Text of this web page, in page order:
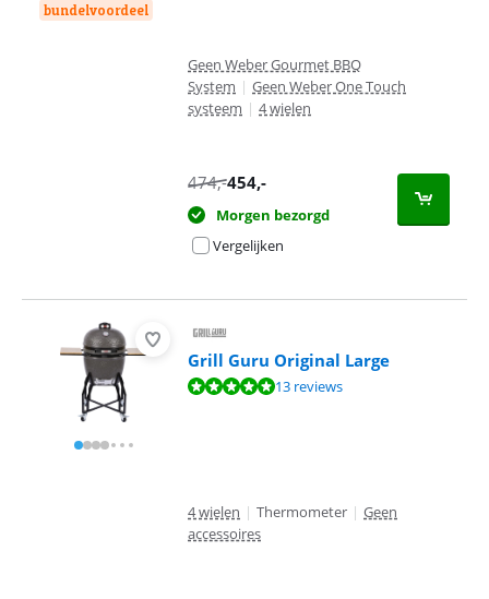
bundelvoordeel
Geen Weber Gourmet BBQ
System | Geen Weber One Touch
systeem | 4 wielen
474,-454,-
Morgen bezorgd
Vergelijken
Grill Guru Original Large
Beoordeling is 9,8 van de 10, gebaseerd op 13 reviews.
13 reviews
4 wielen | Thermometer | Geen
accessoires